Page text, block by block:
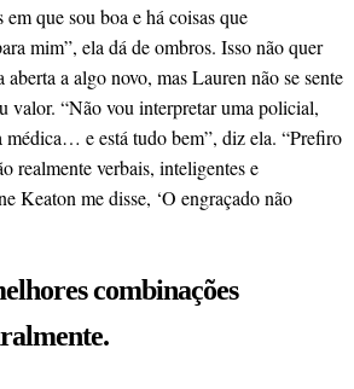
em que sou boa e há coisas que
mim”, ela dá de ombros. Isso não quer
aberta a algo novo, mas Lauren não se sente
valor. “Não vou interpretar uma policial,
médica… e está tudo bem”, diz ela. “Prefiro
realmente verbais, inteligentes e
Keaton me disse, ‘O engraçado não
combinações